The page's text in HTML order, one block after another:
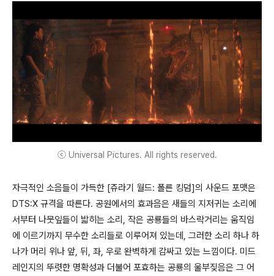
ⓒ Universal Pictures. All rights reserved.
자극적인 소음들이 가득한 [쥬라기 월드: 폴른 킹덤]의 사운드 포맷은
DTS:X 규격을 따른다. 공원에서의 효과음은 새들의 지저귀는 소리에
서부터 나뭇잎들이 밟히는 소리, 작은 공룡들의 바스락거리는 움직임
에 이르기까지 무수한 소리들로 이루어져 있는데, 그러한 소리 하나 하
나가 머리 위나 앞, 뒤, 좌, 우로 완벽하게 감싸고 있는 느낌이다. 미드
레인지의 뚜렷한 명확성과 더불어 포효하는 공룡의 울부짖음은 그 어